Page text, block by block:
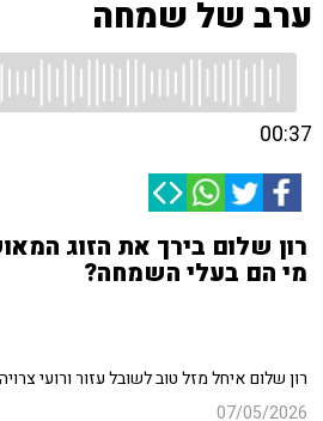
ערב של שמחה
00:37
רון שלום בירך את הזוג
מי הם בעלי השמחה?
רון שלום איחל מזל טוב לשובל עזור ורועי
07/05/2026